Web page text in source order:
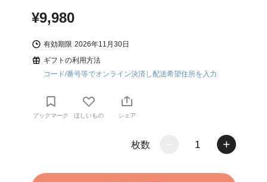
¥9,980
有効期限 2026年11月30日
ギフトの利用方法
コード/番号等でオンライン決済し配送希望住所を入力
ブックマーク ほしいもの シェア
枚数 1